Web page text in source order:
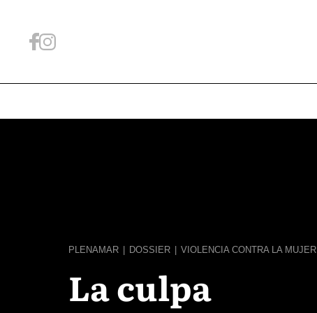
PLENAMAR DOSSIER VIOLENCIA CONTRA LA MUJER
La culpa